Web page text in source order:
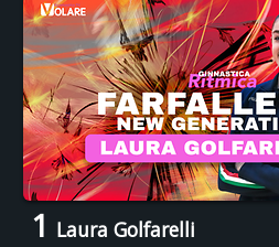
1 Laura Golfarelli